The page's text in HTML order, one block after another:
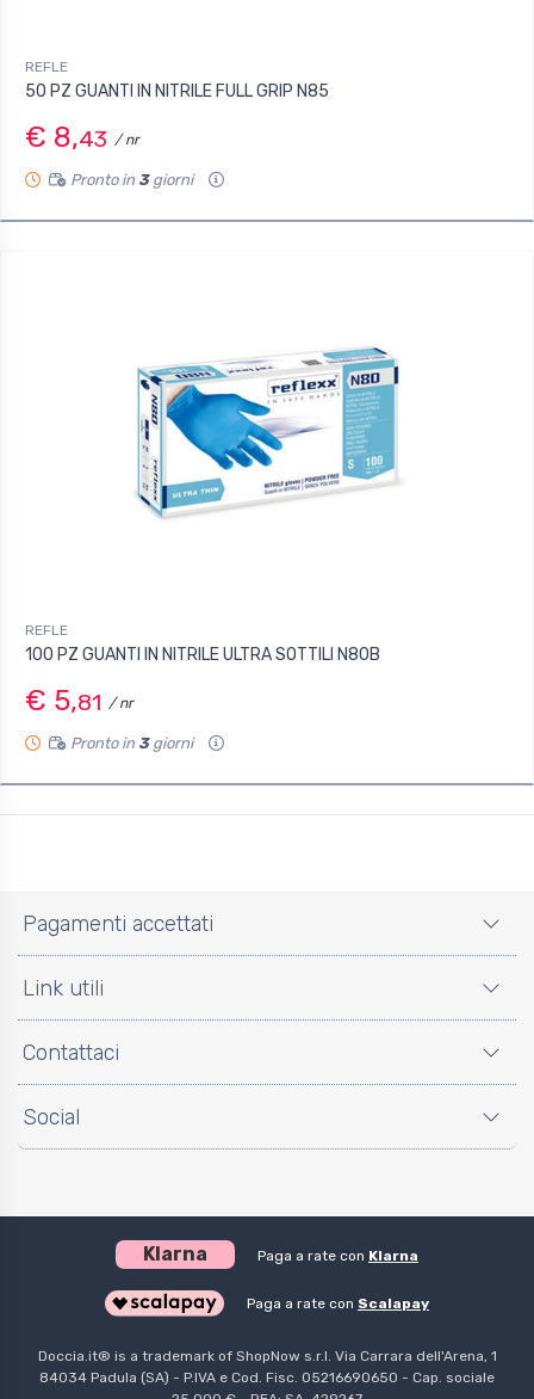
REFLE
50 PZ GUANTI IN NITRILE FULL GRIP N85
€ 8,43 / nr
Pronto in 3giorni
REFLE
100 PZ GUANTI IN NITRILE ULTRA SOTTILI N80B
€ 5,81 / nr
Pronto in 3giorni
Pagamenti accettati
Link utili
Contattaci
Social
Klarna Paga a rate con Klarna
Paga a rate con Scalapay
Doccia.it® is a trademark of ShopNow s.r.l. Via Carrara dell'Arena, 1
84034 Padula (SA) - P.IVA e Cod. Fisc. 05216690650 - Cap. sociale